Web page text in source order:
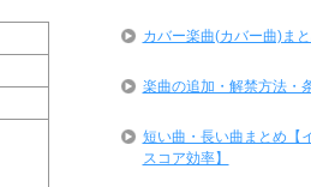
カバー楽曲(カバー曲)ま
楽曲の追加・解禁方法・
短い曲・長い曲まとめ【
スコア効率】